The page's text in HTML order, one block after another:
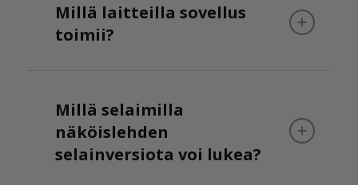
Millä laitteilla sovellus
toimii?
Millä selaimilla
näköislehden
selainversiota voi lukea?